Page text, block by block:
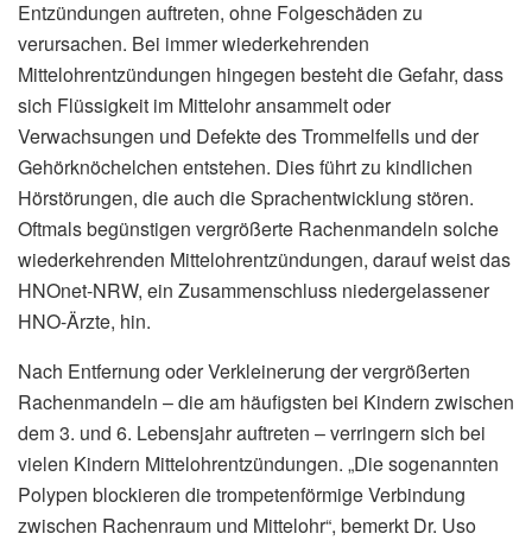
Entzündungen auftreten, ohne Folgeschäden zu
verursachen. Bei immer wiederkehrenden
Mittelohrentzündungen hingegen besteht die Gefahr, dass
sich Flüssigkeit im Mittelohr ansammelt oder
Verwachsungen und Defekte des Trommelfells und der
Gehörknöchelchen entstehen. Dies führt zu kindlichen
Hörstörungen, die auch die Sprachentwicklung stören.
Oftmals begünstigen vergrößerte Rachenmandeln solche
wiederkehrenden Mittelohrentzündungen, darauf weist das
HNOnet-NRW, ein Zusammenschluss niedergelassener
HNO-Ärzte, hin.
Nach Entfernung oder Verkleinerung der vergrößerten
Rachenmandeln – die am häufigsten bei Kindern zwischen
dem 3. und 6. Lebensjahr auftreten – verringern sich bei
vielen Kindern Mittelohrentzündungen. „Die sogenannten
Polypen blockieren die trompetenförmige Verbindung
zwischen Rachenraum und Mittelohr“, bemerkt Dr. Uso